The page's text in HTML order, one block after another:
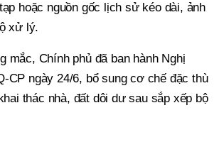
hoặc nguồn gốc lịch sử kéo dài, ảnh
xử lý.
mắc, Chính phủ đã ban hành Nghị
CP ngày 24/6, bổ sung cơ chế đặc thù
thác nhà, đất dôi dư sau sắp xếp bộ